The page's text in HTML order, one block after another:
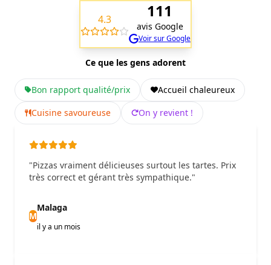
4.3 111
avis Google
Voir sur Google
Ce que les gens adorent
Bon rapport qualité/prix
Accueil chaleureux
Cuisine savoureuse
On y revient !
"Pizzas vraiment délicieuses surtout les tartes. Prix
très correct et gérant très sympathique."
M
Malaga
il y a un mois